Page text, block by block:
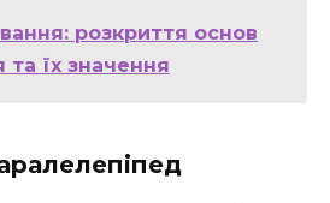
розкриття основ
їх значення